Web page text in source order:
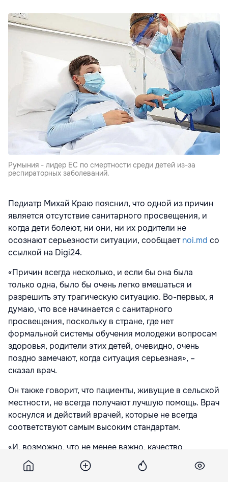
Румыния - лидер ЕС по смертности среди детей из-за
респираторных заболеваний.
Педиатр Михай Краю пояснил, что одной из причин
является отсутствие санитарного просвещения, и
когда дети болеют, ни они, ни их родители не
осознают серьезности ситуации, сообщаетnoi.md со
ссылкой на Digi24.
«Причин всегда несколько, и если бы она была
только одна, было бы очень легко вмешаться и
разрешить эту трагическую ситуацию. Во-первых, я
думаю, что все начинается с санитарного
просвещения, поскольку в стране, где нет
формальной системы обучения молодежи вопросам
здоровья, родители этих детей, очевидно, очень
поздно замечают, когда ситуация серьезная», –
сказал врач.
Он также говорит, что пациенты, живущие в сельской
местности, не всегда получают лучшую помощь. Врач
коснулся и действий врачей, которые не всегда
соответствуют самым высоким стандартам.
«И, возможно, что не менее важно, качество
медицинской помощи, которая в некоторых местах в
Румынии очень хорошая, исключительная, выше